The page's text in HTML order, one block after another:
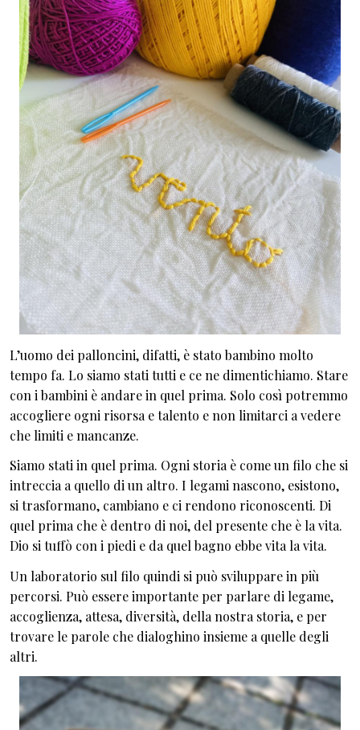
L’uomo dei palloncini, difatti, è stato bambino molto
tempo fa. Lo siamo stati tutti e ce ne dimentichiamo. Stare
con i bambini è andare in quel prima. Solo così potremmo
accogliere ogni risorsa e talento e non limitarci a vedere
che limiti e mancanze.
Siamo stati in quel prima. Ogni storia è come un filo che si
intreccia a quello di un altro. I legami nascono, esistono,
si trasformano, cambiano e ci rendono riconoscenti. Di
quel prima che è dentro di noi, del presente che è la vita.
Dio si tuffò con i piedi e da quel bagno ebbe vita la vita.
Un laboratorio sul filo quindi si può sviluppare in più
percorsi. Può essere importante per parlare di legame,
accoglienza, attesa, diversità, della nostra storia, e per
trovare le parole che dialoghino insieme a quelle degli
altri.